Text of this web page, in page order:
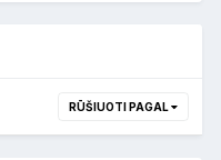
RŪŠIUOTI PAGAL